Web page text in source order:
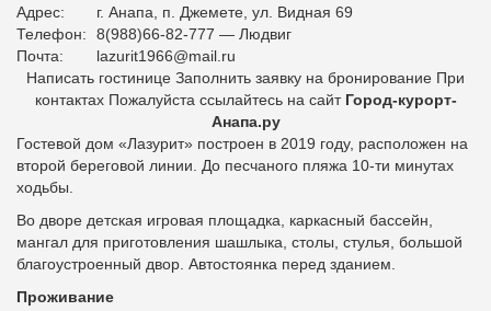
Адрес:
г. Анапа, п. Джемете, ул. Видная 69
Телефон:
8(988)66-82-777 — Людвиг
Почта:
lazurit1966@mail.ru
Написать гостинице Заполнить заявку на бронирование При
контактах Пожалуйста ссылайтесь на сайт Город-курорт-
Анапа.ру
Гостевой дом «Лазурит» построен в 2019 году, расположен на
второй береговой линии. До песчаного пляжа 10-ти минутах
ходьбы.
Во дворе детская игровая площадка, каркасный бассейн,
мангал для приготовления шашлыка, столы, стулья, большой
благоустроенный двор. Автостоянка перед зданием.
Проживание